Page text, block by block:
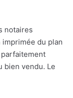
notaires
du plan
bien vendu. Le